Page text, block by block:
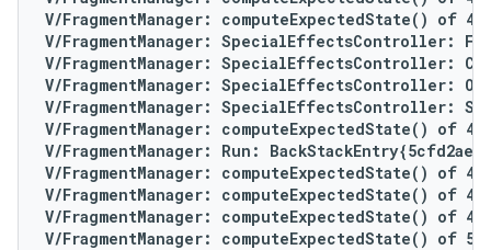
V/FragmentManager: computeExpectedState() of 4
V/FragmentManager: SpecialEffectsController: For
V/FragmentManager: SpecialEffectsController:
V/FragmentManager: SpecialEffectsController:
V/FragmentManager: SpecialEffectsController:
V/FragmentManager: computeExpectedState() of 4
V/FragmentManager: Run: BackStackEntry{5cfd2ae}
V/FragmentManager: computeExpectedState() of 4
V/FragmentManager: computeExpectedState() of 4
V/FragmentManager: computeExpectedState() of 4
V/FragmentManager: computeExpectedState() of 5